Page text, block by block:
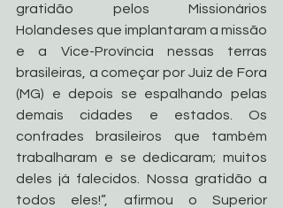
gratidão pelos Missionários
Holandeses que implantaram a missão
e a Vice-Província nessas terras
brasileiras, a começar por Juiz de Fora
(MG) e depois se espalhando pelas
demais cidades e estados. Os
confrades brasileiros que também
trabalharam e se dedicaram; muitos
deles já falecidos. Nossa gratidão a
todos eles!”, afirmou o Superior